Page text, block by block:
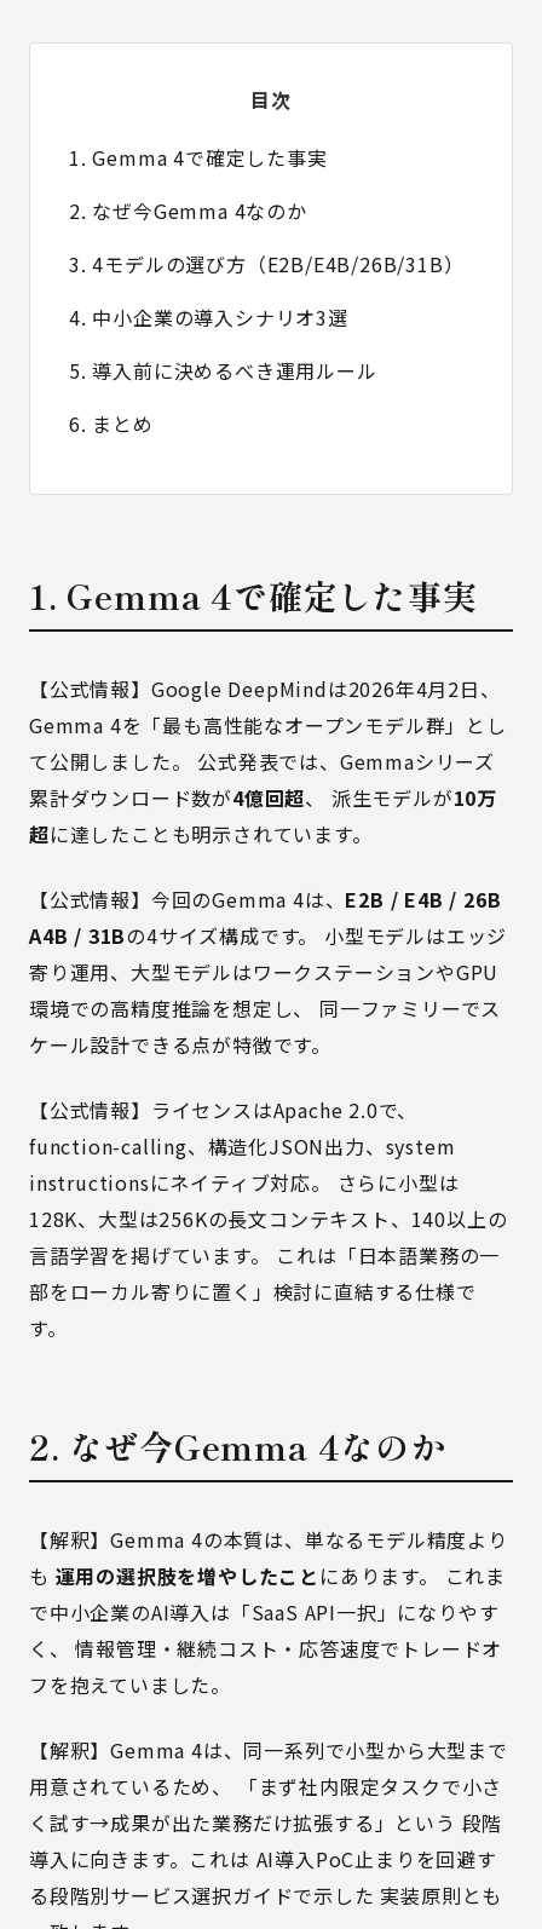
目次
1. Gemma 4で確定した事実
2. なぜ今Gemma 4なのか
3. 4モデルの選び方（E2B/E4B/26B/31B）
4. 中小企業の導入シナリオ3選
5. 導入前に決めるべき運用ルール
6. まとめ
1. Gemma 4で確定した事実
【公式情報】Google DeepMindは2026年4月2日、
Gemma 4を「最も高性能なオープンモデル群」とし
て公開しました。 公式発表では、Gemmaシリーズ
累計ダウンロード数が4億回超、 派生モデルが10万
超に達したことも明示されています。
【公式情報】今回のGemma 4は、 E2B / E4B / 26B
A4B / 31Bの4サイズ構成です。 小型モデルはエッジ
寄り運用、大型モデルはワークステーションやGPU
環境での高精度推論を想定し、 同一ファミリーでス
ケール設計できる点が特徴です。
【公式情報】ライセンスはApache 2.0で、
function-calling、構造化JSON出力、system
instructionsにネイティブ対応。 さらに小型は
128K、大型は256Kの長文コンテキスト、140以上の
言語学習を掲げています。 これは「日本語業務の一
部をローカル寄りに置く」検討に直結する仕様で
す。
2. なぜ今Gemma 4なのか
【解釈】Gemma 4の本質は、単なるモデル精度より
も 運用の選択肢を増やしたこと にあります。 これま
で中小企業のAI導入は「SaaS API一択」になりやす
く、 情報管理・継続コスト・応答速度でトレードオ
フを抱えていました。
【解釈】Gemma 4は、同一系列で小型から大型まで
用意されているため、 「まず社内限定タスクで小さ
く試す→成果が出た業務だけ拡張する」という 段階
導入に向きます。これは AI導入PoC止まりを回避す
る段階別サービス選択ガイドで示した 実装原則とも